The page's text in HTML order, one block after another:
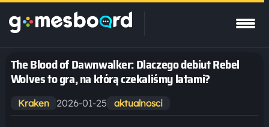
The Blood of Dawnwalker: Dlaczego debiut Rebel
Wolves to gra, na którą czekaliśmy latami?
Kraken 2026-01-25 aktualnosci